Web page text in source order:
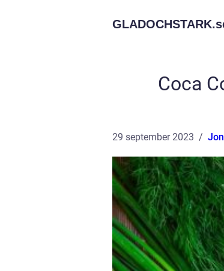
GLADOCHSTARK.
Coca
29 september 2023